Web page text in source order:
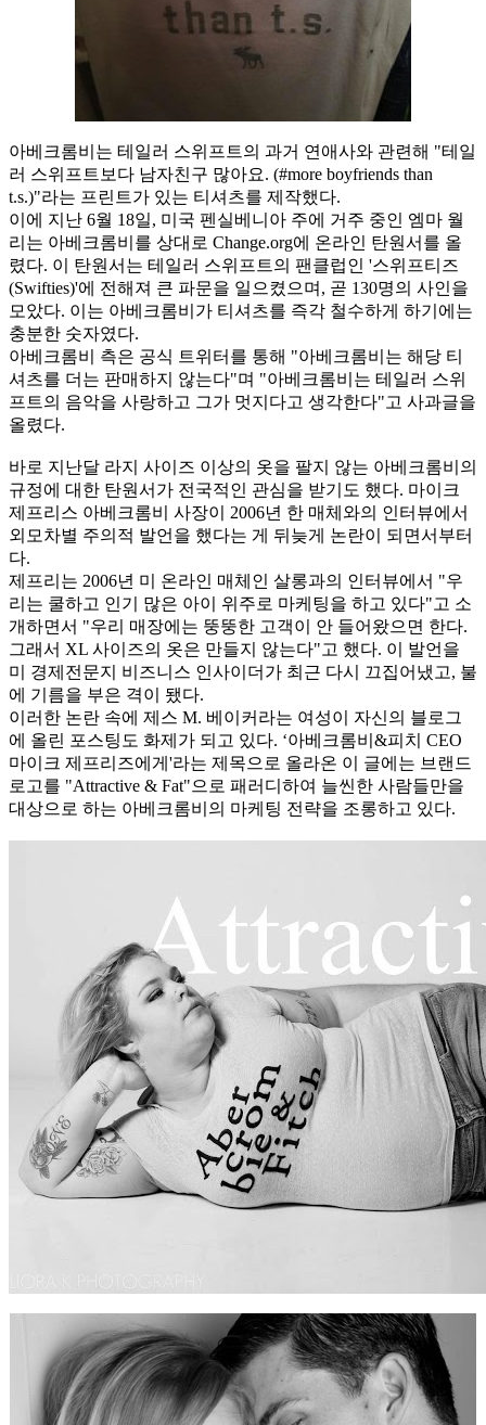
아베크롬비는 테일러 스위프트의 과거 연애사와 관련해 "테일
러 스위프트보다 남자친구 많아요. (#more boyfriends than
t.s.)"라는 프린트가 있는 티셔츠를 제작했다.
이에 지난 6월 18일, 미국 펜실베니아 주에 거주 중인 엠마 월
리는 아베크롬비를 상대로 Change.org에 온라인 탄원서를 올
렸다. 이 탄원서는 테일러 스위프트의 팬클럽인 '스위프티즈
(Swifties)'에 전해져 큰 파문을 일으켰으며, 곧 130명의 사인을
모았다. 이는 아베크롬비가 티셔츠를 즉각 철수하게 하기에는
충분한 숫자였다.
아베크롬비 측은 공식 트위터를 통해 "아베크롬비는 해당 티
셔츠를 더는 판매하지 않는다"며 "아베크롬비는 테일러 스위
프트의 음악을 사랑하고 그가 멋지다고 생각한다"고 사과글을
올렸다.
바로 지난달 라지 사이즈 이상의 옷을 팔지 않는 아베크롬비의
규정에 대한 탄원서가 전국적인 관심을 받기도 했다. 마이크
제프리스 아베크롬비 사장이 2006년 한 매체와의 인터뷰에서
외모차별 주의적 발언을 했다는 게 뒤늦게 논란이 되면서부터
다.
제프리는 2006년 미 온라인 매체인 살롱과의 인터뷰에서 "우
리는 쿨하고 인기 많은 아이 위주로 마케팅을 하고 있다"고 소
개하면서 "우리 매장에는 뚱뚱한 고객이 안 들어왔으면 한다.
그래서 XL 사이즈의 옷은 만들지 않는다"고 했다. 이 발언을
미 경제전문지 비즈니스 인사이더가 최근 다시 끄집어냈고, 불
에 기름을 부은 격이 됐다.
이러한 논란 속에 제스 M. 베이커라는 여성이 자신의 블로그
에 올린 포스팅도 화제가 되고 있다. ‘아베크롬비&피치 CEO
마이크 제프리즈에게'라는 제목으로 올라온 이 글에는 브랜드
로고를 "Attractive & Fat"으로 패러디하여 늘씬한 사람들만을
대상으로 하는 아베크롬비의 마케팅 전략을 조롱하고 있다.